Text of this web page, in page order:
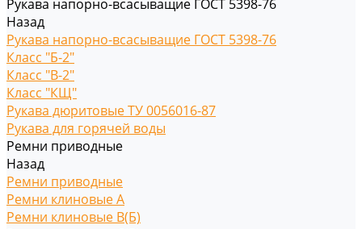
Рукава напорно-всасыващие ГОСТ 5398-76
Назад
Рукава напорно-всасыващие ГОСТ 5398-76
Класс "Б-2"
Класс "В-2"
Класс "КЩ"
Рукава дюритовые ТУ 0056016-87
Рукава для горячей воды
Ремни приводные
Назад
Ремни приводные
Ремни клиновые A
Ремни клиновые В(Б)